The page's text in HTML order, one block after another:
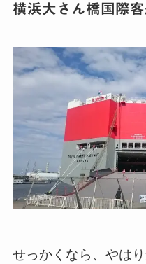
横浜大さん橋国際
せっかくなら、やは